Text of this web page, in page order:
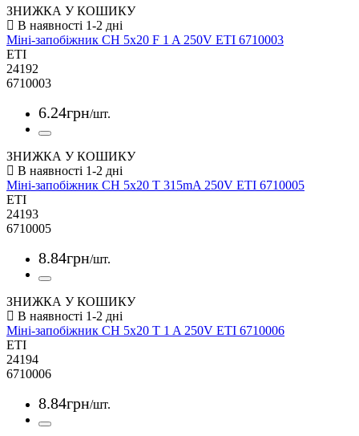
ЗНИЖКА У КОШИКУ
Міні-запобіжник CH 5x20 F 1 A 250V ETI 6710003
ETI
24192
6710003
6.24грн/шт.
ЗНИЖКА У КОШИКУ
Міні-запобіжник CH 5x20 T 315mA 250V ETI 6710005
ETI
24193
6710005
8.84грн/шт.
ЗНИЖКА У КОШИКУ
Міні-запобіжник CH 5x20 T 1 A 250V ETI 6710006
ETI
24194
6710006
8.84грн/шт.